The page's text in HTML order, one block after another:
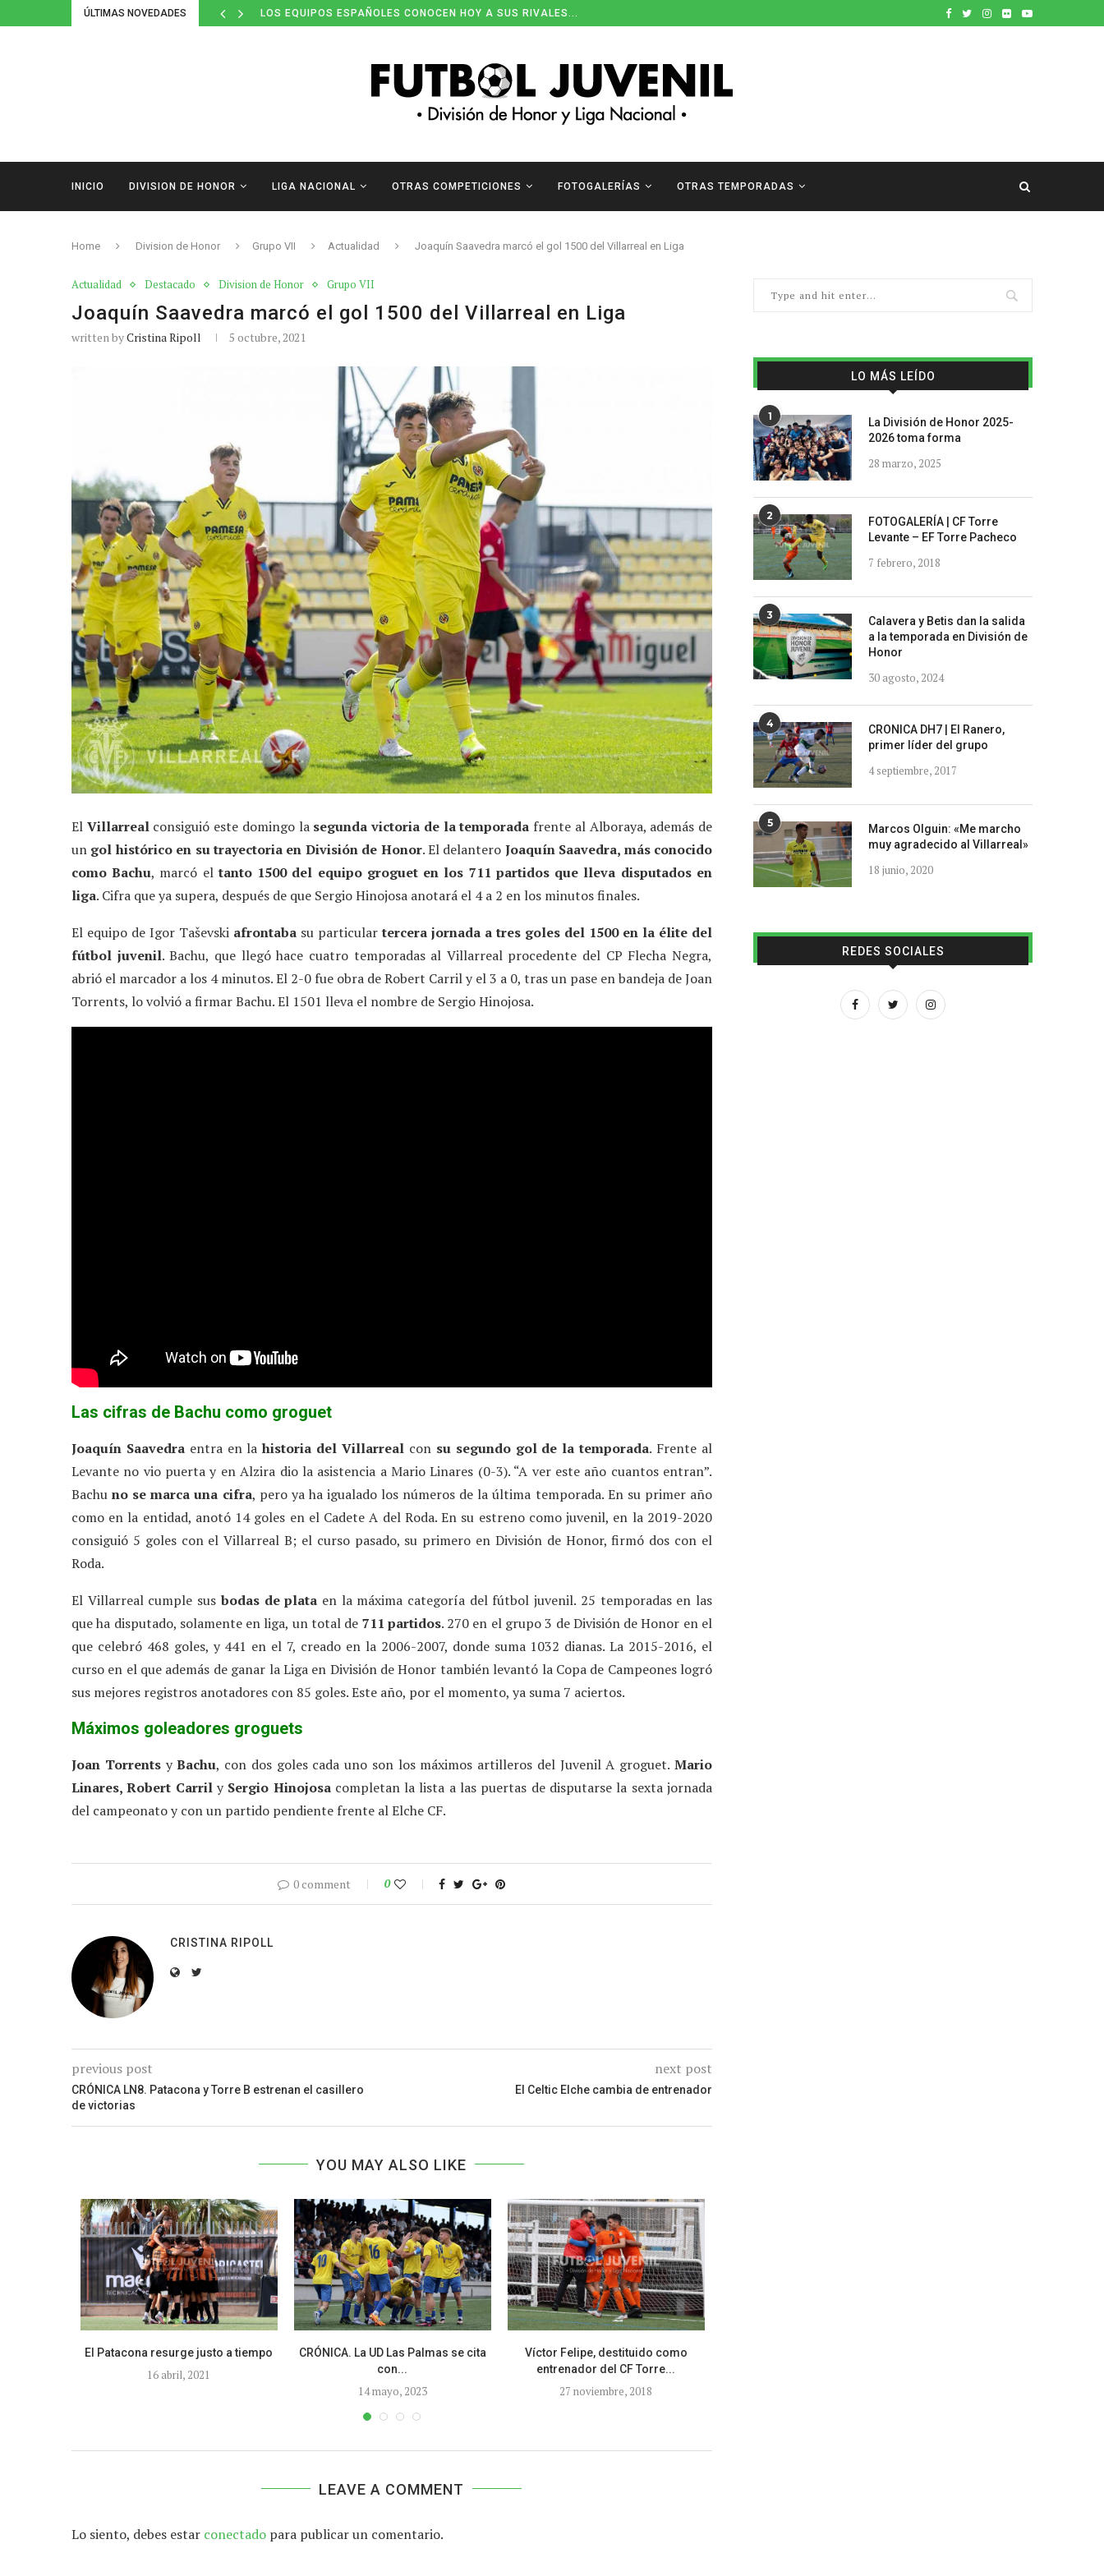
ÚLTIMAS NOVEDADES DEFINIDOS LOS CALENDARIOS DE DIVISIÓN DE HONOR
INICIO DIVISION DE HONOR LIGA NACIONAL OTRAS COMPETICIONES FOTOGALERÍAS OTRAS TEMPORADAS
Home Division de Honor Grupo VII Actualidad Joaquín Saavedra marcó el gol 1500 del Villarreal en Liga
Actualidad Destacado Division de Honor Grupo VII
Joaquín Saavedra marcó el gol 1500 del Villarreal en Liga
written byCristina Ripoll 5 octubre, 2021
El Villarrealconsiguió este domingo la segunda victoria de la temporada frente al Alboraya, además de
un gol histórico en su trayectoria en División de Honor. El delantero Joaquín Saavedra, más conocido
como Bachu, marcó eltanto 1500 del equipo groguet en los 711 partidos que lleva disputados en
liga. Cifra que ya supera, después de que Sergio Hinojosa anotará el 4 a 2 en los minutos finales.
El equipo de Igor Taševski afrontaba su particulartercera jornada a tres goles del 1500 en la élite del
fútbol juvenil. Bachu, que llegó hace cuatro temporadas al Villarreal procedente del CP Flecha Negra,
abrió el marcador a los 4 minutos. El 2-0 fue obra de Robert Carril y el 3 a 0, tras un pase en bandeja de Joan
Torrents, lo volvió a firmar Bachu. El 1501 lleva el nombre de Sergio Hinojosa.
Las cifras de Bachu como groguet
Joaquín Saavedraentra en lahistoria del Villarreal con su segundo gol de la temporada. Frente al
Levante no vio puerta y en Alzira dio la asistencia a Mario Linares (0-3). “A ver este año cuantos entran”.
Bachuno se marca una cifra, pero ya ha igualado los números de la última temporada. En su primer año
como en la entidad, anotó 14 goles en el Cadete A del Roda. En su estreno como juvenil, en la 2019-2020
consiguió 5 goles con el Villarreal B; el curso pasado, su primero en División de Honor, firmó dos con el
Roda.
El Villarreal cumple sus bodas de plata en la máxima categoría del fútbol juvenil. 25 temporadas en las
que ha disputado, solamente en liga, un total de 711 partidos. 270 en el grupo 3 de División de Honor en el
que celebró 468 goles, y 441 en el 7, creado en la 2006-2007, donde suma 1032 dianas. La 2015-2016, el
curso en el que además de ganar la Liga en División de Honor también levantó la Copa de Campeones logró
sus mejores registros anotadores con 85 goles. Este año, por el momento, ya suma 7 aciertos.
Máximos goleadores groguets
Joan TorrentsyBachu, con dos goles cada uno son los máximos artilleros del Juvenil A groguet. Mario
Linares, Robert Carril ySergio Hinojosacompletan la lista a las puertas de disputarse la sexta jornada
del campeonato y con un partido pendiente frente al Elche CF.
0 comment 0
CRISTINA RIPOLL
previous post
CRÓNICA LN8. Patacona y Torre B estrenan el casillero
de victorias
next post
El Celtic Elche cambia de entrenador
YOU MAY ALSO LIKE
El Patacona resurge justo a tiempo
16 abril, 2021
CRÓNICA. La UD Las Palmas se cita
con...
14 mayo, 2023
Víctor Felipe, destituido como
entrenador del CF Torre...
27 noviembre, 2018
LEAVE A COMMENT
Lo siento, debes estar conectado para publicar un comentario.
LO MÁS LEÍDO
1
La División de Honor 2025-
2026 toma forma
28 marzo, 2025
2
FOTOGALERÍA | CF Torre
Levante – EF Torre Pacheco
7 febrero, 2018
3
Calavera y Betis dan la salida
a la temporada en División de
Honor
30 agosto, 2024
4
CRONICA DH7 | El Ranero,
primer líder del grupo
4 septiembre, 2017
5
Marcos Olguin: «Me marcho
muy agradecido al Villarreal»
18 junio, 2020
REDES SOCIALES